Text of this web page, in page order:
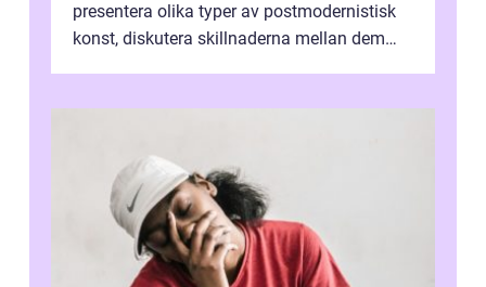
presentera olika typer av postmodernistisk
konst, diskutera skillnaderna mellan dem